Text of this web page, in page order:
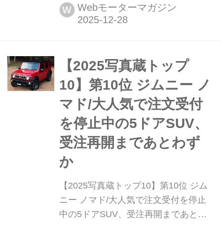
企画、2025年1月1日〜12月21日に紹
介した「写真蔵」から人気の高かった
コンパクトSUV「ヴェゼル」に追加設
定された新グレード「e:HEV RS(以
下、RS)...
W Webモーターマガジン
【2025写真蔵トップ
10】第10位 ジムニー ノ
マド/大人気で注文受付
を停止中の5ドアSUV、
受注再開まであとわず
か
【2025写真蔵トップ10】第10位 ジム
ニー ノマド/大人気で注文受付を停止
中の5ドアSUV、受注再開まであとわ